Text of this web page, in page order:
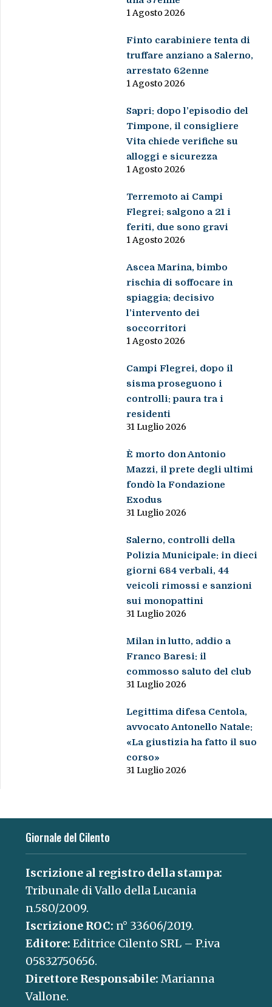
1 Agosto 2026
Finto carabiniere tenta di
truffare anziano a Salerno,
arrestato 62enne
1 Agosto 2026
Sapri: dopo l’episodio del
Timpone, il consigliere
Vita chiede verifiche su
alloggi e sicurezza
1 Agosto 2026
Terremoto ai Campi
Flegrei: salgono a 21 i
feriti, due sono gravi
1 Agosto 2026
Ascea Marina, bimbo
rischia di soffocare in
spiaggia: decisivo
l’intervento dei
soccorritori
1 Agosto 2026
Campi Flegrei, dopo il
sisma proseguono i
controlli: paura tra i
residenti
31 Luglio 2026
È morto don Antonio
Mazzi, il prete degli ultimi
fondò la Fondazione
Exodus
31 Luglio 2026
Salerno, controlli della
Polizia Municipale: in dieci
giorni 684 verbali, 44
veicoli rimossi e sanzioni
sui monopattini
31 Luglio 2026
Milan in lutto, addio a
Franco Baresi: il
commosso saluto del club
31 Luglio 2026
Legittima difesa Centola,
avvocato Antonello Natale:
«La giustizia ha fatto il suo
corso»
31 Luglio 2026
Giornale del Cilento
Iscrizione al registro della stampa:
Tribunale di Vallo della Lucania
n.580/2009.
Iscrizione ROC: n° 33606/2019.
Editore: Editrice Cilento SRL – P.iva
05832750656.
Direttore Responsabile: Marianna
Vallone.